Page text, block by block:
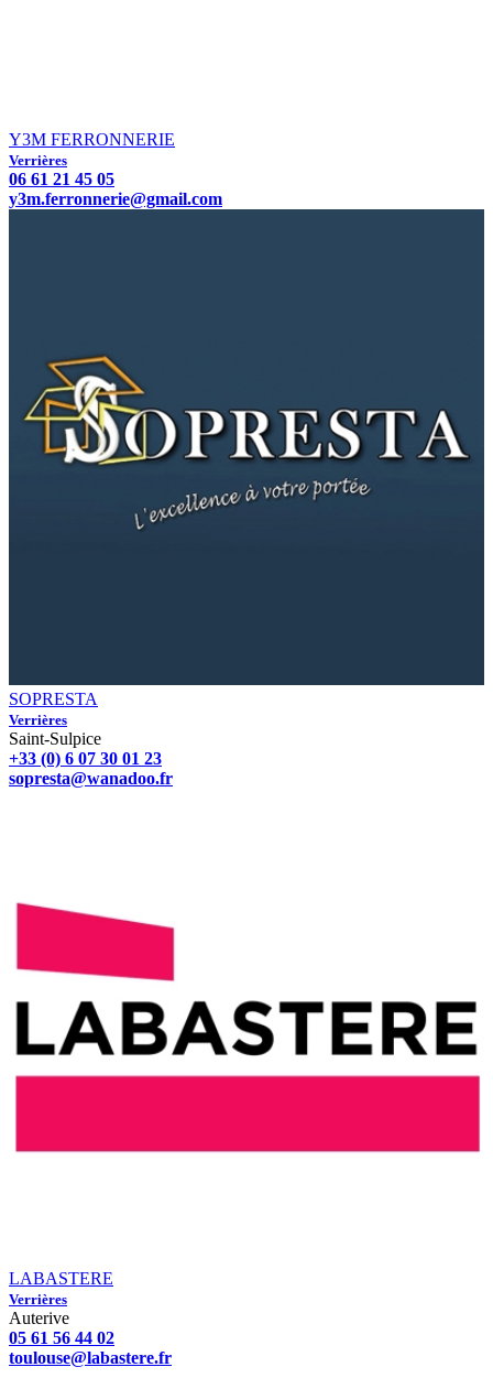
Y3M FERRONNERIE
Verrières
06 61 21 45 05
y3m.ferronnerie@gmail.com
SOPRESTA
Verrières
Saint-Sulpice
+33 (0) 6 07 30 01 23
sopresta@wanadoo.fr
LABASTERE
Verrières
Auterive
05 61 56 44 02
toulouse@labastere.fr